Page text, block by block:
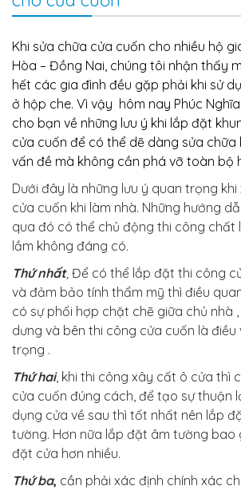
Khi sửa chữa cửa cuốn cho nhiều hộ
Hòa – Đồng Nai, chúng tôi nhận thấy
hết các gia đình đều gặp phải khi sử
ở hộp che. Vì vậy hôm nay Phúc
cho bạn về những lưu ý khi lắp đặt
cửa cuốn để có thể dẽ dàng sửa chữa
vấn đề mà không cần phá vỡ toàn bộ
Dưới đây là những lưu ý quan trọng
cửa cuốn khi làm nhà. Những hướng
qua đó có thể chủ động thi công chất
lầm không đáng có.
Thứ nhất, Để có thể lắp đặt thi công
và đảm bảo tính thẩm mỹ thì điều
có sự phối hợp chặt chẽ giữa chủ nhà
dưng và bên thi công cửa cuốn là điều
trọng .
Thứ hai, khi thi công xây cất ô cửa thì
cửa cuốn đúng cách, để tạo sự thuận
dụng cửa về sau thì tốt nhất nên lắp
tường. Hơn nữa lắp đặt âm tường bao
đặt cửa hơn nhiều.
Thứ ba, cần phải xác định chính xác